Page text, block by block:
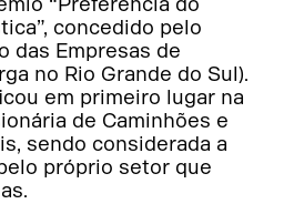
concedido pelo
das Empresas de
no Rio Grande do Sul).
em primeiro lugar na
de Caminhões e
sendo considerada a
próprio setor que